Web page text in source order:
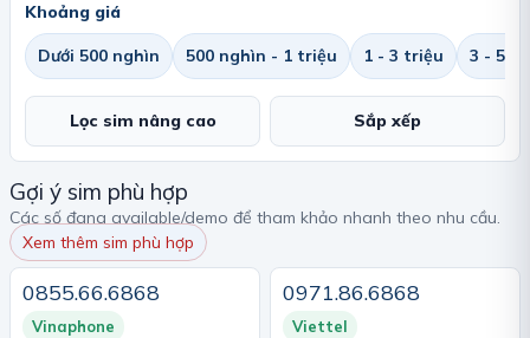
Khoảng giá
Dưới 500 nghìn 500 nghìn - 1 triệu 1 - 3 triệu 3 - 5
Lọc sim nâng cao Sắp xếp
Gợi ý sim phù hợp
Các số đang available/demo để tham khảo nhanh theo nhu cầu.
Xem thêm sim phù hợp
0855.66.6868
Vinaphone
0971.86.6868
Viettel